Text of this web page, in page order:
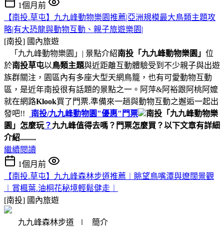
1個月前
【南投.草屯】九九峰動物樂園推薦|亞洲規模最大鳥類主題攻
略|有大恐龍與動物互動、親子旅遊樂園|
[南投] 國內旅遊
「九九峰動物樂園」| 景點介紹南投「九九峰動物樂園」 位
於南投草屯以鳥類主題與近距離互動體驗受到不少親子與出遊
族群關注，園區內有多座大型天網鳥籠，也有可愛動物互動
區，是近年南投很有話題的景點之一。阿萍&阿裕跟阿桃阿嬤
就在網路Klook買了門票.準備來一趟與動物互動之邂逅一起出
發吧!!
南投/九九峰動物園"優惠"門票
南投「九九峰動物樂
園」怎麼玩？ 九九峰值得去嗎？門票怎麼買？以下文章有詳細
介紹........
繼續閱讀
1個月前
【南投.草屯】九九峰森林步道推薦︱眺望鳥嘴潭與遼闊景觀
︱賞楓葉.油桐花秘境輕鬆健走︱
[南投] 國內旅遊
九九峰森林步道 ∣ 簡介